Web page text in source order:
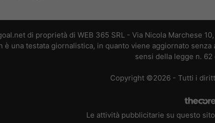
di proprietà di WEB 365 SRL - Via Nicola Marchese
è una testata giornalistica, in quanto viene aggiornato
sensi della legge n. 62
Copyright ©2026 - Tutti i
Le attività pubblicitarie su questo